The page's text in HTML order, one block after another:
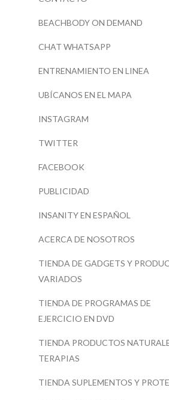
BEACHBODY ON DEMAND
CHAT WHATSAPP
ENTRENAMIENTO EN LINEA
UBÍCANOS EN EL MAPA
INSTAGRAM
TWITTER
FACEBOOK
PUBLICIDAD
INSANITY EN ESPAÑOL
ACERCA DE NOSOTROS
TIENDA DE GADGETS Y
VARIADOS
TIENDA DE PROGRAMAS DE
EJERCICIO EN DVD
TIENDA PRODUCTOS
TERAPIAS
TIENDA SUPLEMENTOS Y